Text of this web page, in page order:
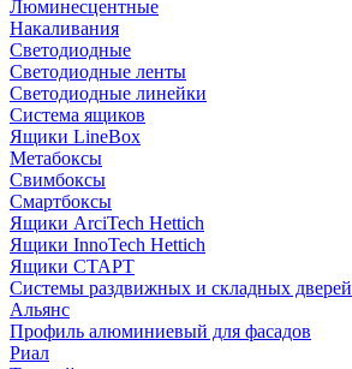
Люминесцентные
Накаливания
Светодиодные
Светодиодные ленты
Светодиодные линейки
Система ящиков
Ящики LineBox
Метабоксы
Свимбоксы
Смартбоксы
Ящики ArciTech Hettich
Ящики InnoTech Hettich
Ящики СТАРТ
Системы раздвижных и складных дверей
Альянс
Профиль алюминиевый для фасадов
Риал